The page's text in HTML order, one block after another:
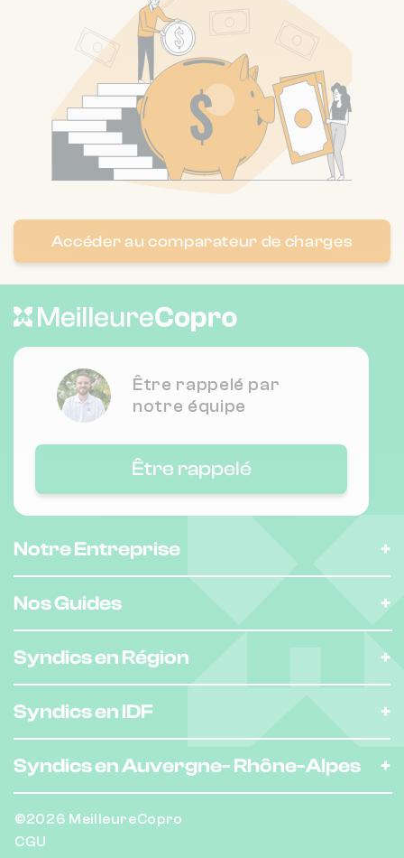
Accéder au comparateur de charges
Être rappelé par
notre équipe
Être rappelé
Notre Entreprise
Nos Guides
Syndics en Région
Syndics en IDF
Syndics en Auvergne-Rhône-Alpes
©2026 MeilleureCopro
CGU